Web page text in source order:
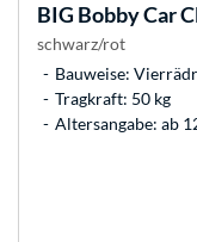
BIG Bobby Car
schwarz/rot
Bauweise:
Tragkraft: 50 kg
Altersangabe: ab